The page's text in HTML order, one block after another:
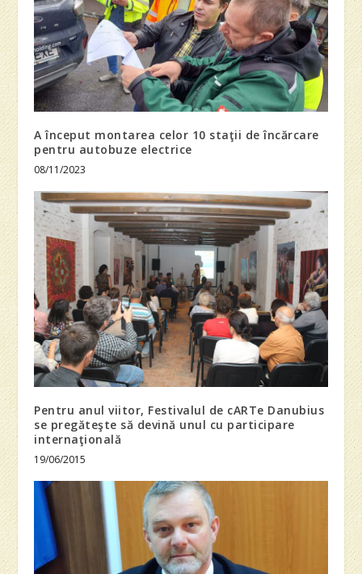
A început montarea celor 10 staţii de încărcare
pentru autobuze electrice
08/11/2023
Pentru anul viitor, Festivalul de cARTe Danubius
se pregăteşte să devină unul cu participare
internaţională
19/06/2015